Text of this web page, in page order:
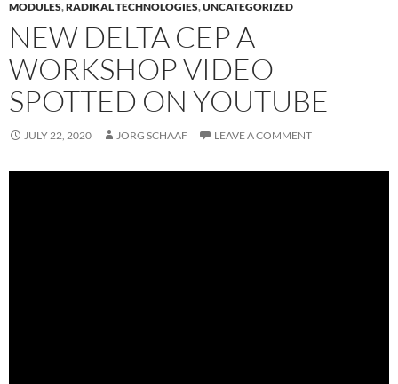
MODULES,RADIKAL TECHNOLOGIES,UNCATEGORIZED
NEW DELTA CEP A
WORKSHOP VIDEO
SPOTTED ON YOUTUBE
JULY 22, 2020 JORG SCHAAF LEAVE A COMMENT